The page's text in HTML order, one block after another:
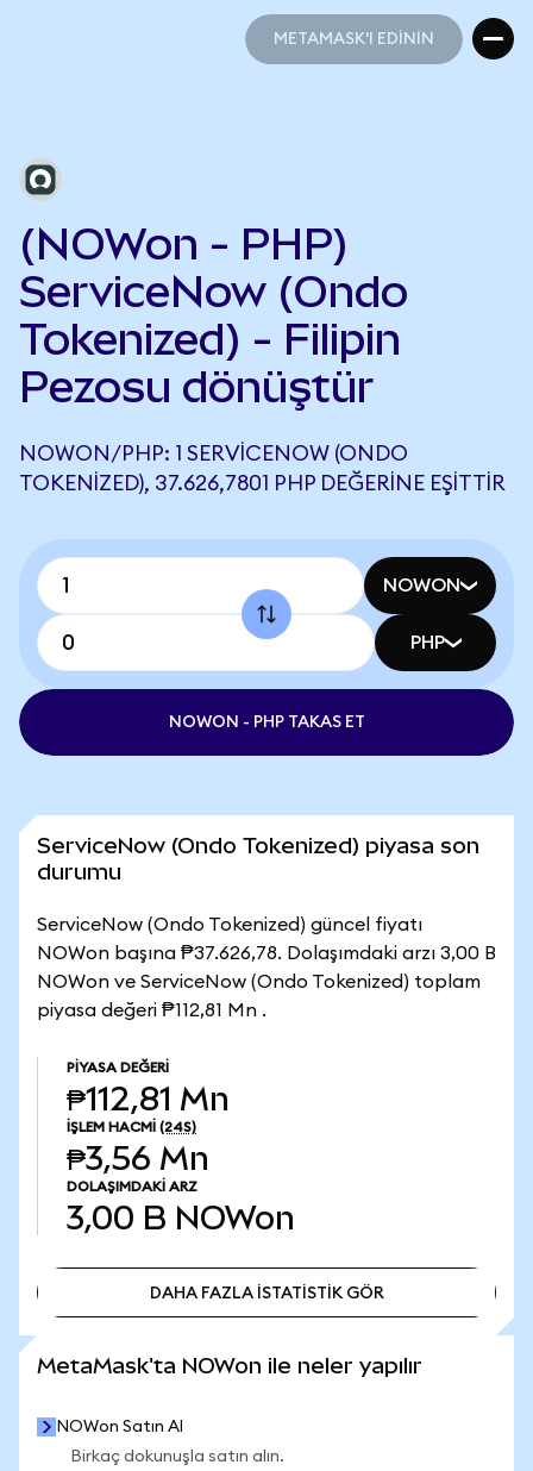
METAMASK'I EDİNİN
(NOWon - PHP)
ServiceNow (Ondo
Tokenized) - Filipin
Pezosu dönüştür
NOWON/PHP: 1 SERVICENOW (ONDO
TOKENIZED), 37.626,7801 PHP DEĞERINE EŞITTIR
NOWON
PHP
NOWON - PHP TAKAS ET
ServiceNow (Ondo Tokenized) piyasa son
durumu
ServiceNow (Ondo Tokenized) güncel fiyatı
NOWon başına ₱37.626,78. Dolaşımdaki arzı 3,00 B
NOWon ve ServiceNow (Ondo Tokenized) toplam
piyasa değeri ₱112,81 Mn .
PIYASA DEĞERI
₱112,81 Mn
İŞLEM HACMI (24S)
₱3,56 Mn
DOLAŞIMDAKI ARZ
3,00 B NOWon
DAHA FAZLA İSTATİSTİK GÖR
MetaMask'ta NOWon ile neler yapılır
NOWon Satın Al
Birkaç dokunuşla satın alın.